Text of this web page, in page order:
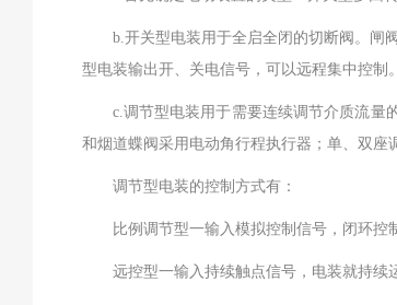
b.开关型电装用于全启全闭的切断阀。闸
型电装输出开、关电信号，可以远程集中控制
c.调节型电装用于需要连续调节介质流量
和烟道蝶阀采用电动角行程执行器；单、双座
调节型电装的控制方式有：
比例调节型一输入模拟控制信号，闭环控
远控型一输入持续触点信号，电装就持续